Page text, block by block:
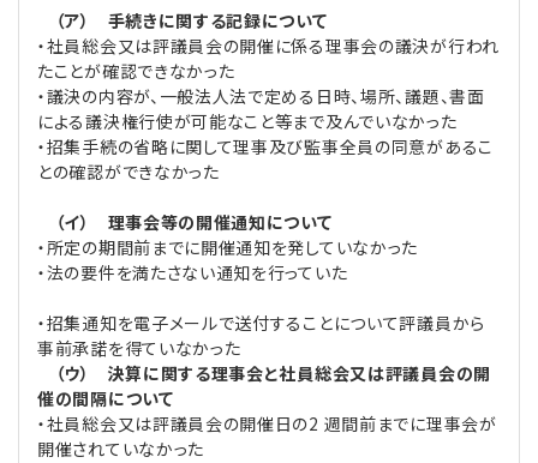
（ア） 手続きに関する記録について
・社員総会又は評議員会の開催に係る理事会の議決が行われ
たことが確認できなかった
・議決の内容が、一般法人法で定める日時、場所、議題、書面
による議決権行使が可能なこと等まで及んでいなかった
・招集手続の省略に関して理事及び監事全員の同意があるこ
との確認ができなかった
（イ） 理事会等の開催通知について
・所定の期間前までに開催通知を発していなかった
・法の要件を満たさない通知を行っていた
・招集通知を電子メールで送付することについて評議員から
事前承諾を得ていなかった
（ウ） 決算に関する理事会と社員総会又は評議員会の開
催の間隔について
・社員総会又は評議員会の開催日の2 週間前までに理事会が
開催されていなかった